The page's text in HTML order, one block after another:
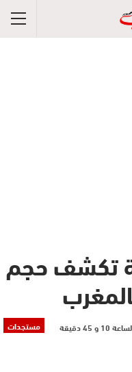
تكشف حجم
مستجدات